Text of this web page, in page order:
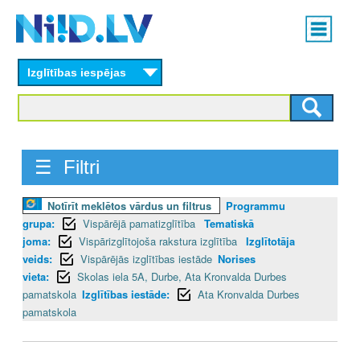
content
Main
menu
Izglītības iespējas
☰ Filtri
Notīrīt meklētos vārdus un filtrus
Programmu
grupa:
Vispārējā pamatizglītība Tematiskā
joma:
Vispārizglītojoša rakstura izglītība Izglītotāja
veids:
Vispārējās izglītības iestāde Norises
vieta:
Skolas iela 5A, Durbe, Ata Kronvalda Durbes
pamatskola Izglītības iestāde:
Ata Kronvalda Durbes
pamatskola